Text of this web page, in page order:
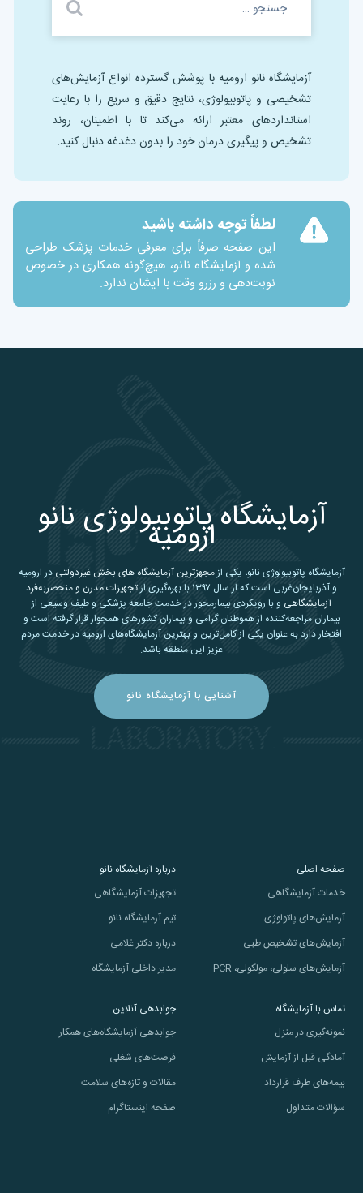
آزمایشگاه نانو ارومیه با پوشش گسترده انواع آزمایش‌های
تشخیصی و پاتوبیولوژی، نتایج دقیق و سریع را با رعایت
استانداردهای معتبر ارائه می‌کند تا با اطمینان، روند
تشخیص و پیگیری درمان خود را بدون دغدغه دنبال کنید.
لطفاً توجه داشته باشید
این صفحه صرفاً برای معرفی خدمات پزشک طراحی
شده و آزمایشگاه نانو، هیچ‌گونه همکاری در خصوص
نوبت‌دهی و رزرو وقت با ایشان ندارد.
آزمایشگاه پاتوبیولوژی نانو
ارومیه
آزمایشگاه پاتوبیولوژی نانو، یکی ازمجهزترین آزمایشگاه های بخش غیردولتی در ارومیه
و آذربایجان‌غربی است که از سال ۱۳۹۷ با بهره‌گیری از
تجهیزات مدرن و منحصربه‌فرد
آزمایشگاهی و با رویکردی بیمارمحور در خدمت جامعه پزشکی و طیف وسیعی از
بیماران مراجعه‌کننده از هموطنان گرامی و بیماران کشورهای همجوار قرار گرفته است و
افتخار دارد به عنوان یکی از کامل‌ترین و بهترین آزمایشگاه‌های ارومیه در خدمت مردم
عزیز این منطقه باشد.
آشنایی با آزمایشگاه نانو
صفحه اصلی
خدمات آزمایشگاهی
آزمایش‌های پاتولوژی
آزمایش‌های تشخیص طبی
آزمایش‌های سلولی، مولکولی، PCR
درباره آزمایشگاه نانو
تجهیزات آزمایشگاهی
تیم آزمایشگاه نانو
درباره دکتر غلامی
مدیر داخلی آزمایشگاه
تماس با آزمایشگاه
نمونه‌گیری در منزل
آمادگی قبل از آزمایش
بیمه‌های طرف قرارداد
سؤالات متداول
جوابدهی آنلاین
جوابدهی آزمایشگاه‌های همکار
فرصت‌های شغلی
مقالات و تازه‌های سلامت
صفحه اینستاگرام